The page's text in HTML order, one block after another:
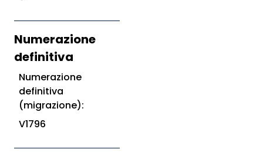
Numerazione
definitiva
Numerazione
definitiva
(migrazione):
V1796